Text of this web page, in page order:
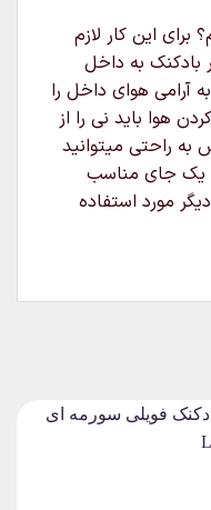
برای این کار لازم
به داخل
آرامی هوای داخل را
هوا باید نی را از
راحتی میتوانید
یک جای مناسب
مورد استفاده